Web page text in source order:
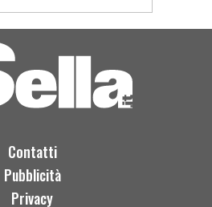
Contatti
Pubblicità
Privacy